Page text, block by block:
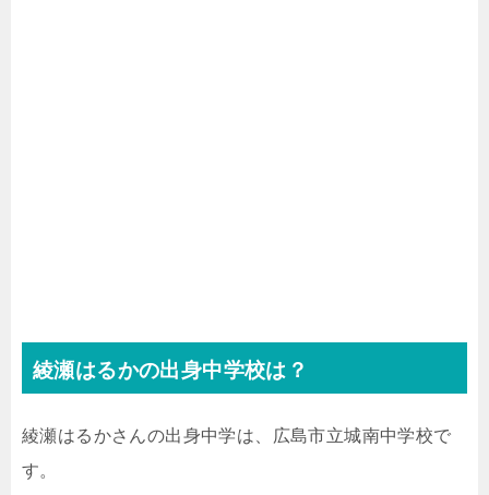
綾瀬はるかの出身中学校は？
綾瀬はるかさんの出身中学は、広島市立城南中学校で
す。